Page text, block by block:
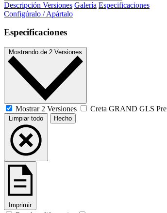
Descripción Versiones Galería Especificaciones
Configúralo / Apártalo
Especificaciones
Mostrando de 2 Versiones
Mostrar 2 Versiones Creta GRAND GLS
Limpiar todo Hecho
Imprimir